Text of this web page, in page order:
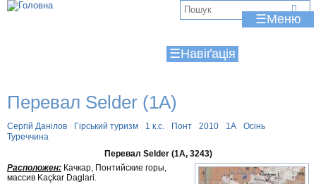
Jump to navigation
☰
☰
Перевал Selder (1А)
Сергій Данілов Гірський туризм 1 к.с. Понт 2010 1А
Осінь
Туреччина
Перевал Selder (1А, 3243)
Расположен: Качкар, Понтийские горы,
массив Kaçkar Daglari.